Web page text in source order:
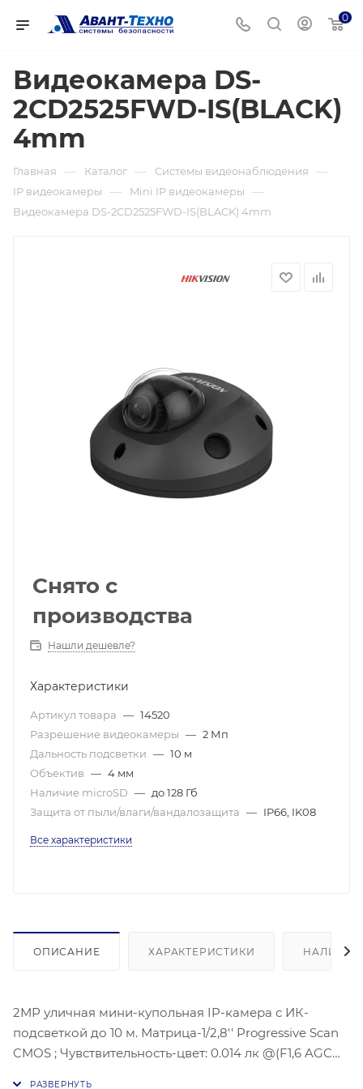
0
Видеокамера DS-
2CD2525FWD-IS(BLACK)
4mm
Главная — Каталог — Системы видеонаблюдения —
IP видеокамеры — Mini IP видеокамеры —
Видеокамера DS-2CD2525FWD-IS(BLACK) 4mm
Снято с
производства
Нашли дешевле?
Характеристики
Артикул товара — 14520
Разрешение видеокамеры — 2 Мп
Дальность подсветки — 10 м
Объектив — 4 мм
Наличие microSD — до 128 Гб
Защита от пыли/влаги/вандалозащита — IP66, IK08
Все характеристики
ОПИСАНИЕ ХАРАКТЕРИСТИКИ НАЛИЧИЕ
2МР уличная мини-купольная IP-камера с ИК-
подсветкой до 10 м. Матрица-1/2,8'' Progressive Scan
CMOS ; Чувствительность-цвет: 0.014 лк @(F1,6 AGC